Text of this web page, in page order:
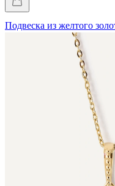
Подвеска из желтого